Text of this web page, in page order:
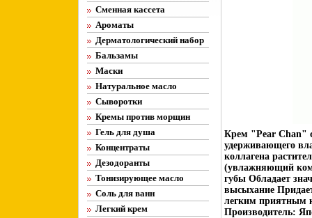
Сменная кассета
Ароматы
Дерматологический набор
Бальзамы
Маски
Натуральное масло
Сыворотки
Кремы против морщин
Гель для душа
Концентраты
Дезодоранты
Тонизирующее масло
Соль для ванн
Легкий крем
Крем "Pear Chan"
удерживающего
коллагена
(увлажняющий
губы Обладает
высыхание
легким приятным
Производитель: